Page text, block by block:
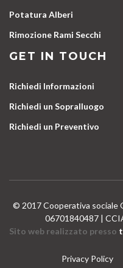
Potatura Alberi
Rimozione Rami Secchi
GET IN TOUCH
Richiedi Informazioni
Richiedi un Sopralluogo
Richiedi un Preventivo
© 2017 Cooperativa sociale
06701840487 |
Sito web realizzato presso
Privacy Policy